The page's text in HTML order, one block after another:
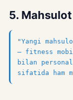
5.
"Yangi
— fitness
bilan
sifatida ham